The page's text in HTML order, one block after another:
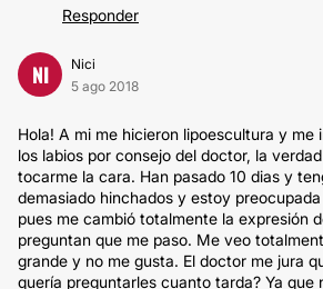
Responder
NI
Nici
5 ago 2018
Hola! A mi me hicieron lipoescultura y me
los labios por consejo del doctor, la
tocarme la cara. Han pasado 10 dias y
demasiado hinchados y estoy
pues me cambió totalmente la expresión
preguntan que me paso. Me veo
grande y no me gusta. El doctor me jura
quería preguntarles cuanto tarda? Ya que